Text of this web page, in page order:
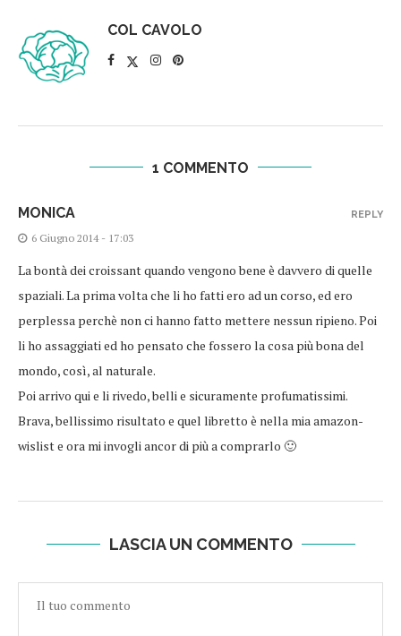
COL CAVOLO
1 COMMENTO
MONICA
6 Giugno 2014 - 17:03
La bontà dei croissant quando vengono bene è davvero di quelle
spaziali. La prima volta che li ho fatti ero ad un corso, ed ero
perplessa perchè non ci hanno fatto mettere nessun ripieno. Poi
li ho assaggiati ed ho pensato che fossero la cosa più bona del
mondo, così, al naturale.
Poi arrivo qui e li rivedo, belli e sicuramente profumatissimi.
Brava, bellissimo risultato e quel libretto è nella mia amazon-
wislist e ora mi invogli ancor di più a comprarlo 🙂
REPLY
LASCIA UN COMMENTO